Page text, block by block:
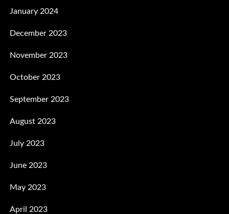
January 2024
December 2023
November 2023
October 2023
September 2023
August 2023
July 2023
June 2023
May 2023
April 2023